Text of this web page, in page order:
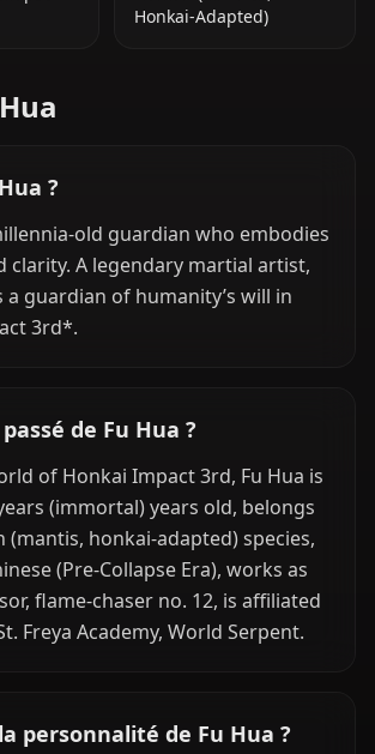
Honkai-Adapted)
?
old guardian who embodies
clarity. A legendary martial artist,
a guardian of humanity’s will in
3rd*.
de Fu Hua ?
of Honkai Impact 3rd, Fu Hua is
(immortal) years old, belongs
(mantis, honkai-adapted) species,
(Pre-Collapse Era), works as
flame-chaser no. 12, is affiliated
Freya Academy, World Serpent.
personnalité de Fu Hua ?